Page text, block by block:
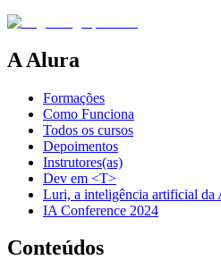
A Alura
Formações
Como Funciona
Todos os cursos
Depoimentos
Instrutores(as)
Dev em <T>
Luri, a inteligência artificial da
IA Conference 2024
Conteúdos